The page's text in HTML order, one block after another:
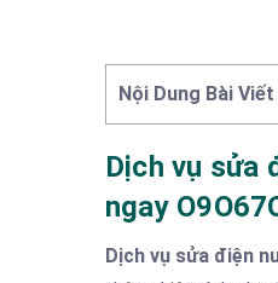
Nội Dung Bài Viết
Dịch vụ sửa
ngay
Dịch vụ sửa điện